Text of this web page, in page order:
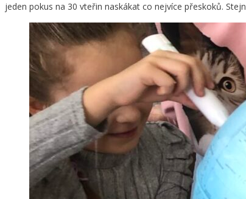
jeden pokus na 30 vteřin naskákat co nejvíce přeskoků.